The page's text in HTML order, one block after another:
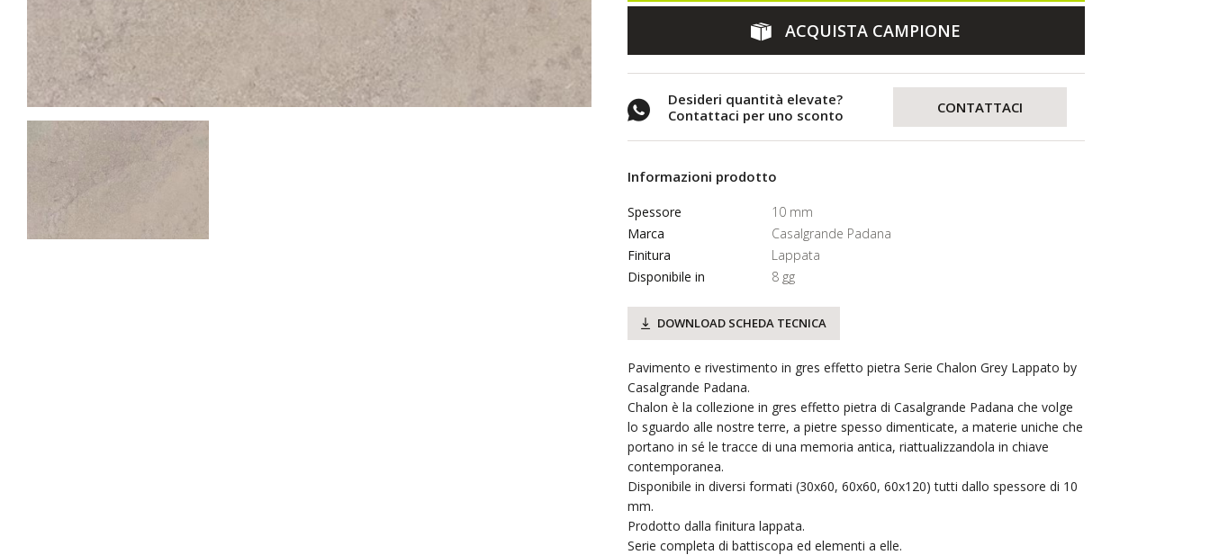
ACQUISTA CAMPIONE
Desideri quantità elevate?
Contattaci per uno sconto
CONTATTACI
Informazioni prodotto
Spessore
10 mm
Marca
Casalgrande Padana
Finitura
Lappata
Disponibile in
8 gg
DOWNLOAD SCHEDA TECNICA
Pavimento e rivestimento in gres effetto pietra Serie Chalon Grey Lappato by
Casalgrande Padana.
Chalon è la collezione in gres effetto pietra di Casalgrande Padana che volge
lo sguardo alle nostre terre, a pietre spesso dimenticate, a materie uniche che
portano in sé le tracce di una memoria antica, riattualizzandola in chiave
contemporanea.
Disponibile in diversi formati (30x60, 60x60, 60x120) tutti dallo spessore di 10
mm.
Prodotto dalla finitura lappata.
Serie completa di battiscopa ed elementi a elle.